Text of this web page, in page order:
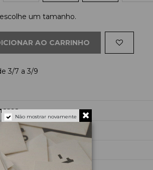
um tamanho.
AO CARRINHO
3/7 a 3/9
e trocas
Não mostrar novamente